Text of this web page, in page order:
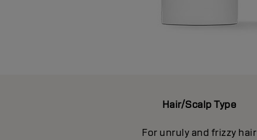
Hair/Scalp Type
For unruly and frizzy hair